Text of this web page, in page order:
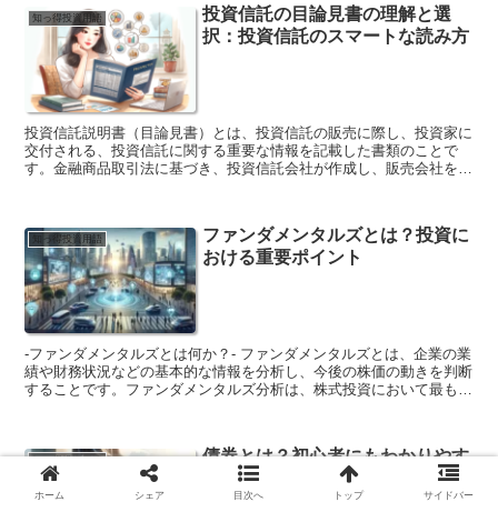
いくつかの注意点がある。まず、ベンチマークの選択は、投資家の投
資目的やリスク許容度によって異なる。また、ベンチマークのパフォ
ーマンスは、市場環境によって変動するため、ベンチマーク比較は、
短期的なパフォーマンスではなく、長期的なパフォーマンスを評価す
るのに適している。
証券の利回りが5%、無リスク金利が1%の場合、リスクプレミアムは
4%となります。この4%は、投資家が証券に投資する際に負ったリス
クに対する報酬と考えられます。 リスクプレミアムは、投資する資
産の種類によって異なります。一般的に、リスクが高い資産ほどリス
クプレミアムが高くなります。例えば、株式は債券よりもリスクが高
いので、株式のリスクプレミアムは債券のリスクプレミアムよりも高
くなります。 リスクプレミアムは、投資家の投資判断に重要な要素
です。投資家は、投資する資産のリスクとリターンを比較検討し、自
分に合った資産を選択する必要があります。
知っ得投資用語
投資信託の目論見書の理解と選
択：投資信託のスマートな読み方
投資信託説明書（目論見書）とは、投資信託の販売に際し、投資家に
交付される、投資信託に関する重要な情報を記載した書類のことで
す。金融商品取引法に基づき、投資信託会社が作成し、販売会社を通
料、信託報酬など）、換金性などについて記載されています。投資家
は、投資信託を購入する前に、必ず投資信託説明書（目論見書）を読
んで、投資信託の仕組みやリスクを正しく理解したうえで、投資判断
を行うことが大切です。投資信託説明書（目論見書）には、以下の項
目が記載されています。 * ① ファンドの性格投資信託の目的や投資
対象、運用方針などが記載されています。 * ② 投資する金融商品投
資信託が投資する金融商品の種類や銘柄などが記載されています。 *
③ ファンドのリスク投資信託の主なリスクや、損失を被る可能性の
ある場合などが記載されています。 * ④ 手数料販売時の手数料、信
託報酬などの手数料が記載されています。 * ⑤ 換金性投資信託の換
知っ得投資用語
ファンダメンタルズとは？投資に
おける重要ポイント
-ファンダメンタルズとは何か？- ファンダメンタルズとは、企業の業
績や財務状況などの基本的な情報を分析し、今後の株価の動きを判断
することです。ファンダメンタルズ分析は、株式投資において最も重
分析は、企業の財務諸表や決算報告書、ニュースリリース、アナリス
トレポートなどの情報を収集し、分析します。財務諸表には、企業の
資産、負債、収益、費用などの情報が記載されており、決算報告書に
は、企業の業績や財務状況に関する詳細な情報が記載されています。
知っ得投資用語
債券とは？初心者にもわかりやす
く解説
ホーム シェア 目次へ トップ サイドバー